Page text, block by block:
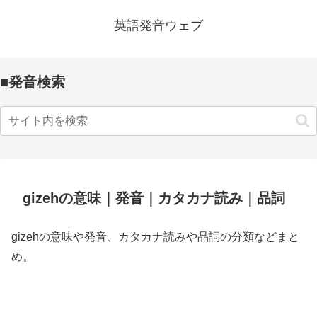
英語発音ウェブ
■発音検索
gizehの意味｜発音｜カタカナ読み｜品詞
gizehの意味や発音、カタカナ読みや品詞の分類などまと
め。